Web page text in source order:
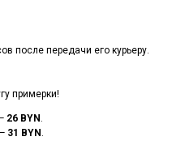
после передачи его курьеру.
примерки!
26 BYN .
31 BYN .